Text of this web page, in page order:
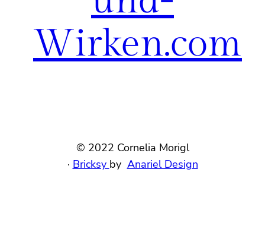
Wirken.com
© 2022 Cornelia Morigl
· Bricksy by Anariel Design